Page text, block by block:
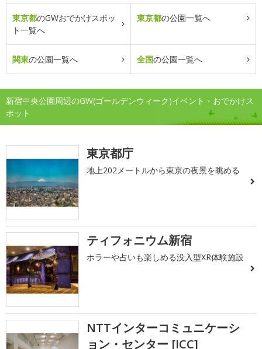
東京都のGWおでかけスポッ
ト一覧へ
東京都の公園一覧へ
関東の公園一覧へ 全国の公園一覧へ
新宿中央公園周辺のGW(ゴールデンウィーク)イベント・おでかけス
ポット
東京都庁
地上202メートルから東京の夜景を眺める
ティフォニウム新宿
ホラーや占いも楽しめる没入型XR体験施設
NTTインターコミュニケーシ
ョン・センター [ICC]